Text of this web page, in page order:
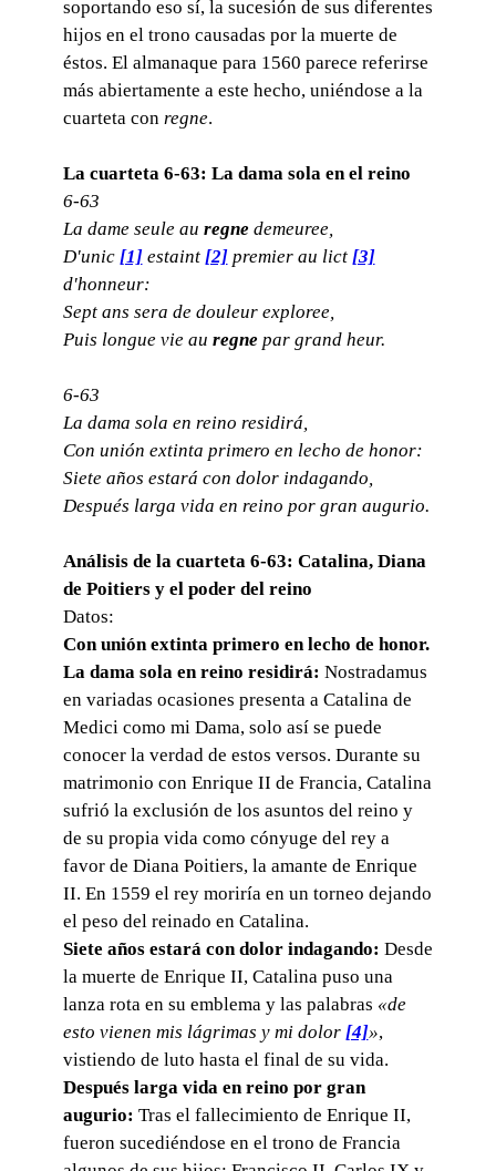
soportando eso sí, la sucesión de sus diferentes
hijos en el trono causadas por la muerte de
éstos. El almanaque para 1560 parece referirse
más abiertamente a este hecho, uniéndose a la
cuarteta con regne.
La cuarteta 6-63: La dama sola en el reino
6-63
La dame seule au regne demeuree,
D'unic [1]estaint [2]premier au lict [3]
d'honneur:
Sept ans sera de douleur exploree,
Puis longue vie au regne par grand heur.
6-63
La dama sola en reino residirá,
Con unión extinta primero en lecho de honor:
Siete años estará con dolor indagando,
Después larga vida en reino por gran augurio.
Análisis de la cuarteta 6-63: Catalina, Diana
de Poitiers y el poder del reino
Datos:
Con unión extinta primero en lecho de honor.
La dama sola en reino residirá: Nostradamus
en variadas ocasiones presenta a Catalina de
Medici como mi Dama, solo así se puede
conocer la verdad de estos versos. Durante su
matrimonio con Enrique II de Francia, Catalina
sufrió la exclusión de los asuntos del reino y
de su propia vida como cónyuge del rey a
favor de Diana Poitiers, la amante de Enrique
II. En 1559 el rey moriría en un torneo dejando
el peso del reinado en Catalina.
Siete años estará con dolor indagando: Desde
la muerte de Enrique II, Catalina puso una
lanza rota en su emblema y las palabras «de
esto vienen mis lágrimas y mi dolor [4]»,
vistiendo de luto hasta el final de su vida.
Después larga vida en reino por gran
augurio: Tras el fallecimiento de Enrique II,
fueron sucediéndose en el trono de Francia